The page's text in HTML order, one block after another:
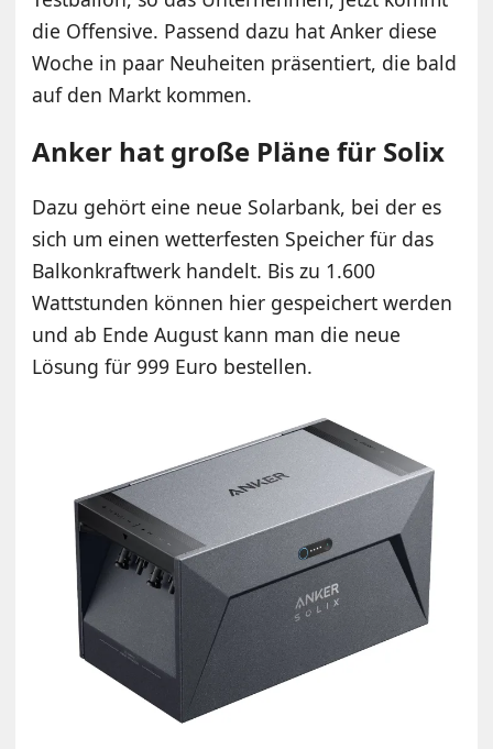
die Offensive. Passend dazu hat Anker diese
Woche in paar Neuheiten präsentiert, die bald
auf den Markt kommen.
Anker hat große Pläne für Solix
Dazu gehört eine neue Solarbank, bei der es
sich um einen wetterfesten Speicher für das
Balkonkraftwerk handelt. Bis zu 1.600
Wattstunden können hier gespeichert werden
und ab Ende August kann man die neue
Lösung für 999 Euro bestellen.